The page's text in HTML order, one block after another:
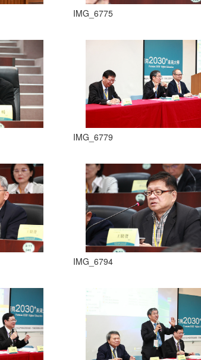
IMG_6775
IMG_6779
IMG_6794